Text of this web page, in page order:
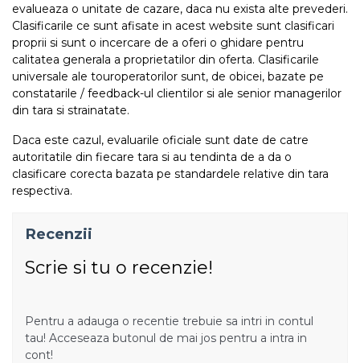
evalueaza o unitate de cazare, daca nu exista alte prevederi.
Clasificarile ce sunt afisate in acest website sunt clasificari
proprii si sunt o incercare de a oferi o ghidare pentru
calitatea generala a proprietatilor din oferta. Clasificarile
universale ale touroperatorilor sunt, de obicei, bazate pe
constatarile / feedback-ul clientilor si ale senior managerilor
din tara si strainatate.
Daca este cazul, evaluarile oficiale sunt date de catre
autoritatile din fiecare tara si au tendinta de a da o
clasificare corecta bazata pe standardele relative din tara
respectiva.
Recenzii
Scrie si tu o recenzie!
Pentru a adauga o recentie trebuie sa intri in contul
tau! Acceseaza butonul de mai jos pentru a intra in
cont!